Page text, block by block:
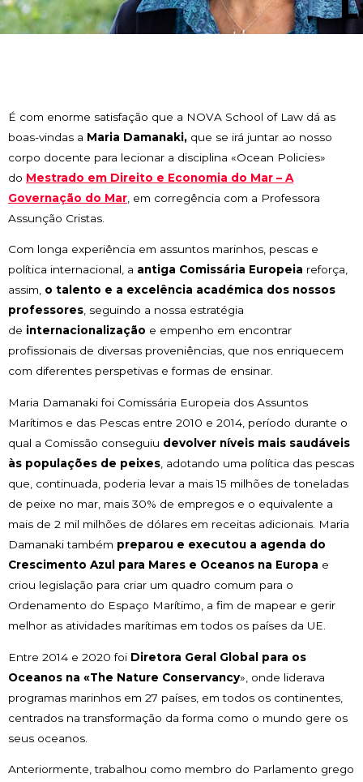
É com enorme satisfação que a NOVA School of Law dá as
boas-vindas a Maria Damanaki, que se irá juntar ao nosso
corpo docente para lecionar a disciplina «Ocean Policies»
do Mestrado em Direito e Economia do Mar – A
Governação do Mar , em corregência com a Professora
Assunção Cristas.
Com longa experiência em assuntos marinhos, pescas e
política internacional, a antiga Comissária Europeia reforça,
assim, o talento e a excelência académica dos nossos
professores, seguindo a nossa estratégia
de internacionalização e empenho em encontrar
profissionais de diversas proveniências, que nos enriquecem
com diferentes perspetivas e formas de ensinar.
Maria Damanaki foi Comissária Europeia dos Assuntos
Marítimos e das Pescas entre 2010 e 2014, período durante o
qual a Comissão conseguiu devolver níveis mais saudáveis
às populações de peixes , adotando uma política das pescas
que, continuada, poderia levar a mais 15 milhões de toneladas
de peixe no mar, mais 30% de empregos e o equivalente a
mais de 2 mil milhões de dólares em receitas adicionais. Maria
Damanaki também preparou e executou a agenda do
Crescimento Azul para Mares e Oceanos na Europa e
criou legislação para criar um quadro comum para o
Ordenamento do Espaço Marítimo, a fim de mapear e gerir
melhor as atividades marítimas em todos os países da UE.
Entre 2014 e 2020 foi Diretora Geral Global para os
Oceanos na «The Nature Conservancy», onde liderava
programas marinhos em 27 países, em todos os continentes,
centrados na transformação da forma como o mundo gere os
seus oceanos.
Anteriormente, trabalhou como membro do Parlamento grego